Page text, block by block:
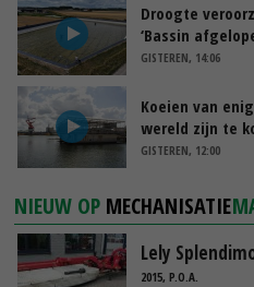
Droogte
‘Bassin
GISTEREN, 14:06
Koeien van
wereld zijn te
GISTEREN, 12:00
NIEUW OP MECHANISATIE
Lely
2015, P.O.A.